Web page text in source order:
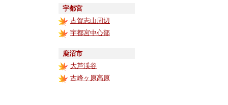
宇都宮
古賀志山周辺
宇都宮中心部
鹿沼市
大芦渓谷
古峰ヶ原高原